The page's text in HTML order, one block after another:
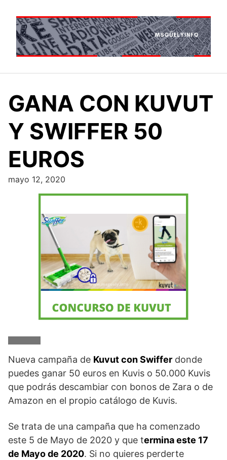
contenido
GANA CON KUVUT
Y SWIFFER 50
EUROS
mayo 12, 2020
Nueva campaña de Kuvut con Swiffer donde
puedes ganar 50 euros en Kuvis o 50.000 Kuvis
que podrás descambiar con bonos de Zara o de
Amazon en el propio catálogo de Kuvis.
Se trata de una campaña que ha comenzado
este 5 de Mayo de 2020 y que termina este 17
de Mayo de 2020. Si no quieres perderte